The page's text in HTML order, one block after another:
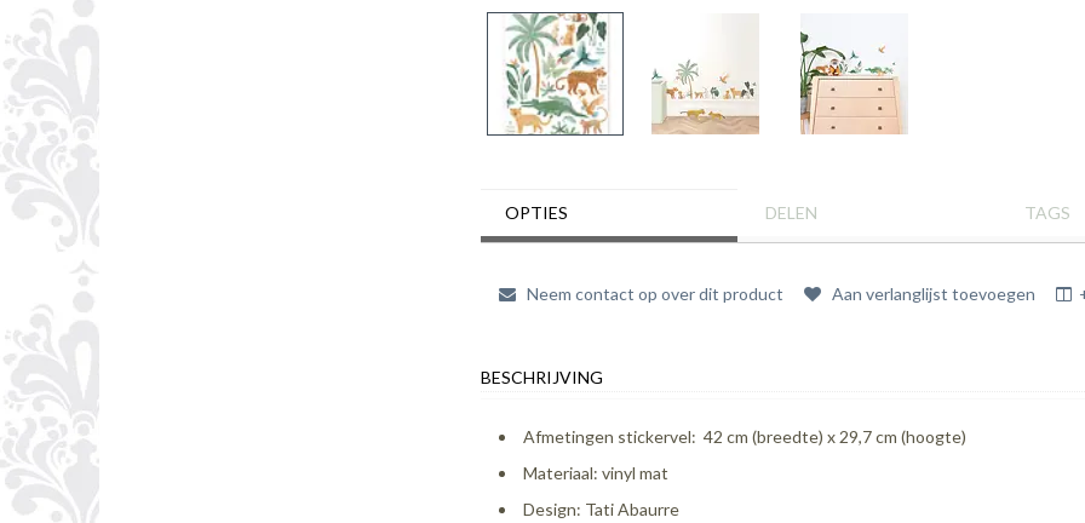
OPTIES DELEN TAGS
Neem contact op over dit product Aan verlanglijst toevoegen
BESCHRIJVING
Afmetingen stickervel: 42 cm (breedte) x 29,7 cm (hoogte)
Materiaal: vinyl mat
Design: Tati Abaurre